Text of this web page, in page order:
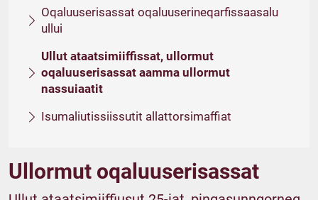
Oqaluuserisassat oqaluuserineqarfissaasalu
ullui
Ullut ataatsimiiffissat, ullormut
oqaluuserisassat aamma ullormut
nassuiaatit
Isumaliutissiissutit allattorsimaffiat
Ullormut oqaluuserisassat